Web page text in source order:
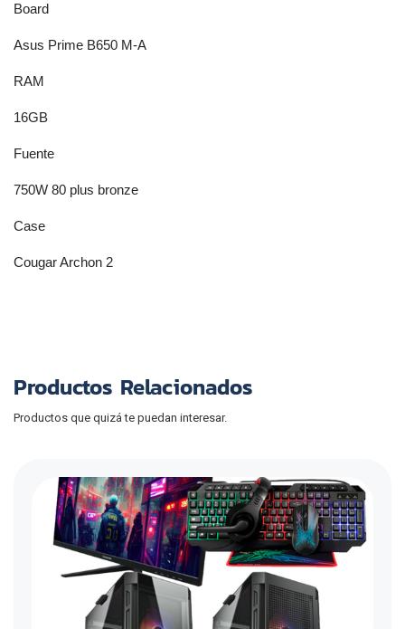
Board
Asus Prime B650 M-A
RAM
16GB
Fuente
750W 80 plus bronze
Case
Cougar Archon 2
Productos Relacionados
Productos que quizá te puedan interesar.